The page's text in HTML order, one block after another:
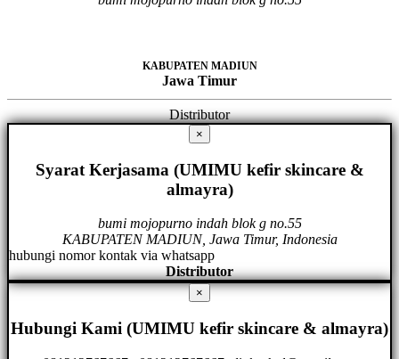
KABUPATEN MADIUN
Jawa Timur
Distributor
×
Syarat Kerjasama (UMIMU kefir skincare &
almayra)
bumi mojopurno indah blok g no.55
KABUPATEN MADIUN, Jawa Timur, Indonesia
hubungi nomor kontak via whatsapp
Distributor
×
Hubungi Kami (UMIMU kefir skincare & almayra)